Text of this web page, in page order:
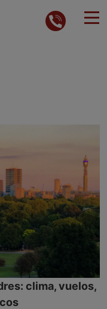
clima, vuelos,